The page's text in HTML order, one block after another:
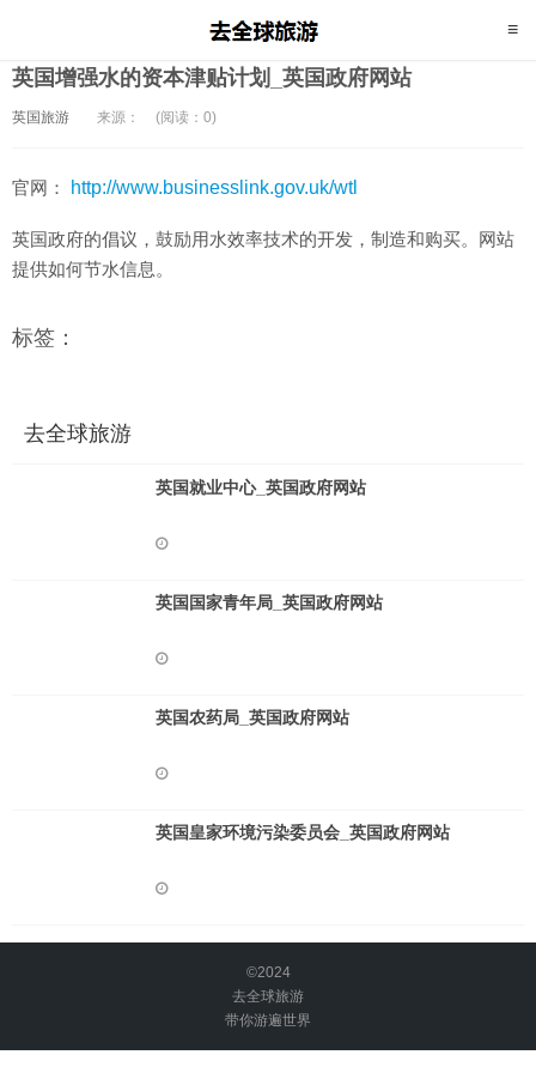
英国增强水的资本津贴计划_英国政府网站
英国旅游 来源： (阅读：0)
官网： http://www.businesslink.gov.uk/wtl
英国政府的倡议，鼓励用水效率技术的开发，制造和购买。网站
提供如何节水信息。
标签：
去全球旅游
英国就业中心_英国政府网站
英国国家青年局_英国政府网站
英国农药局_英国政府网站
英国皇家环境污染委员会_英国政府网站
©2024
去全球旅游
带你游遍世界